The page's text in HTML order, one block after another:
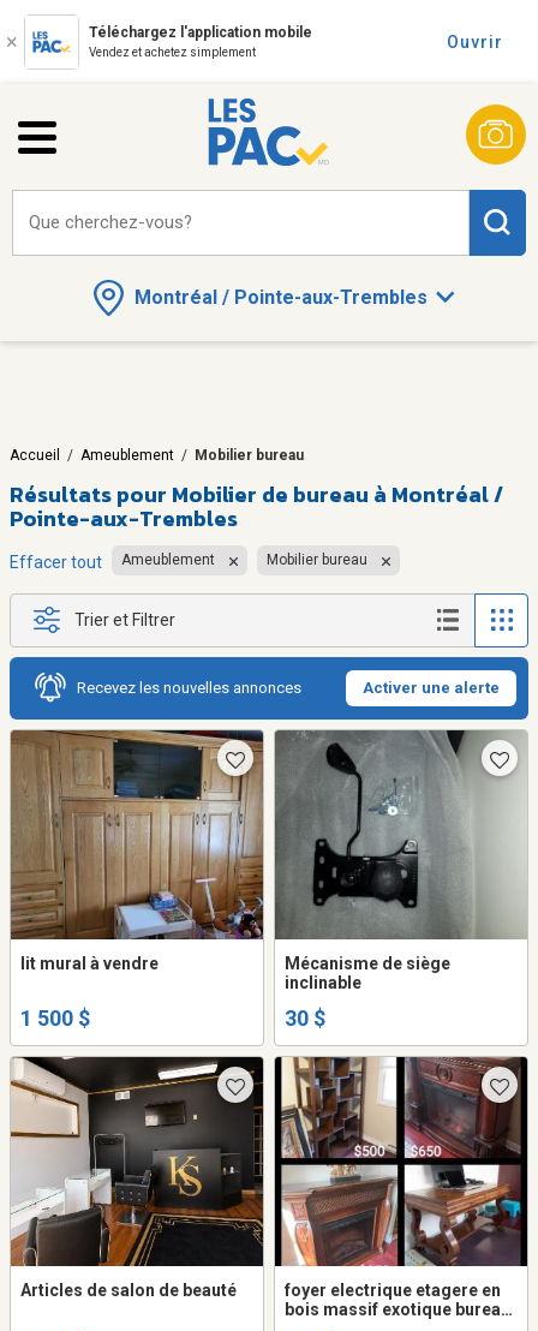
Téléchargez l'application mobile
Vendez et achetez simplement
Ouvrir
Montréal / Pointe-aux-Trembles
Que cherchez-vous?
Accueil / Ameublement / Mobilier bureau
Résultats pour Mobilier de bureau à Montréal /
Pointe-aux-Trembles
Effacer tout Ameublement Mobilier bureau
Trier et Filtrer
Recevez les nouvelles annonces Activer une alerte
lit mural à vendre
1 500 $
Mécanisme de siège
inclinable
30 $
Articles de salon de beauté
foyer electrique etagere en
bois massif exotique bureau